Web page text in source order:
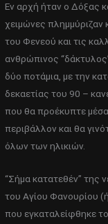
Εν αρχή ήταν ο Δόξας
χειμώνες πλημμύριζαν
του Φενεού και τις
ανθρώπινος
δύο ποτάμια, με την
δεκαετίας του 90 –
που θα προέκυπτε
περιβάλλον και θα
όλων των ηλικιών.
“Σήμα κατατεθέν” της
του Αγίου Φανουρίου
που εγκαταλείφθηκε